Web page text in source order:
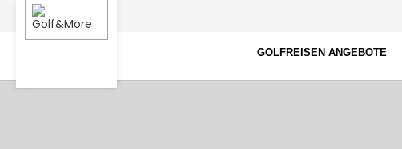
GOLFREISEN ANGEBOTE